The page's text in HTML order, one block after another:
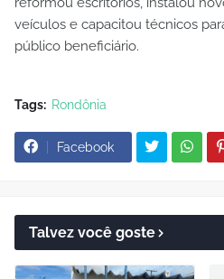
veículos e capacitou técnicos
público beneficiário.
Tags: Rondônia
Facebook
Talvez você goste